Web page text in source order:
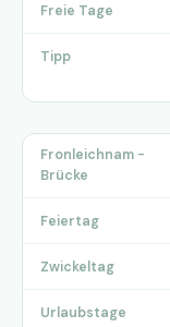
Freie Tage
Tipp
Fronleichnam -
Brücke
Feiertag
Zwickeltag
Urlaubstage